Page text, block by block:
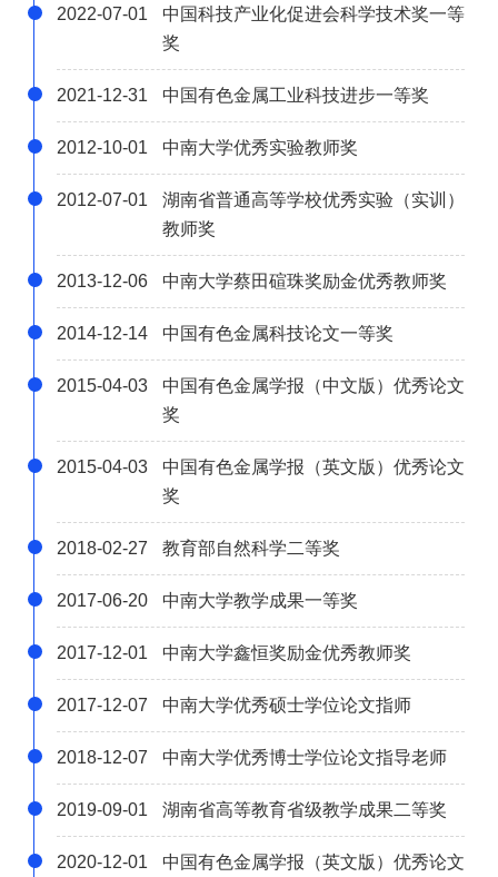
中国科技产业化促进会科学技术奖一等
奖
2022-07-01
中国有色金属工业科技进步一等奖
2021-12-31
中南大学优秀实验教师奖
2012-10-01
湖南省普通高等学校优秀实验（实训）
教师奖
2012-07-01
中南大学蔡田碹珠奖励金优秀教师奖
2013-12-06
中国有色金属科技论文一等奖
2014-12-14
中国有色金属学报（中文版）优秀论文
奖
2015-04-03
中国有色金属学报（英文版）优秀论文
奖
2015-04-03
教育部自然科学二等奖
2018-02-27
中南大学教学成果一等奖
2017-06-20
中南大学鑫恒奖励金优秀教师奖
2017-12-01
中南大学优秀硕士学位论文指师
2017-12-07
中南大学优秀博士学位论文指导老师
2018-12-07
湖南省高等教育省级教学成果二等奖
2019-09-01
中国有色金属学报（英文版）优秀论文
2020-12-01